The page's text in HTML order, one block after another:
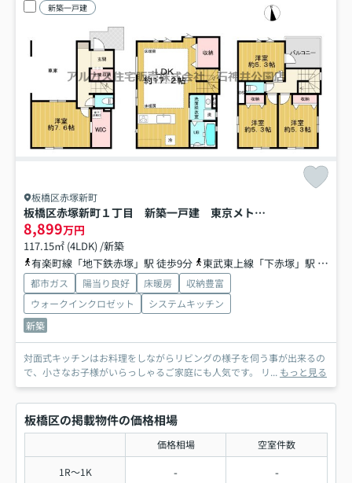
新築一戸建
板橋区赤塚新町
板橋区赤塚新町１丁目 新築一戸建 東京メトロ有楽町線・副都心線 地下鉄赤塚
8,899万円
117.15㎡ (4LDK) /新築
有楽町線「地下鉄赤塚」駅 徒歩9分
東武東上線「下赤塚」駅 徒歩10分
都市ガス 陽当り良好 床暖房
収納豊富
ウォークインクロゼット
システムキッチン
新築
対面式キッチンはお料理をしながらリビングの様子を伺う事が出来るの
で、小さなお子様がいらっしゃるご家庭にも人気です。 リ... もっと見る
板橋区の掲載物件の価格相場
価格相場 空室件数
1R～1K - -